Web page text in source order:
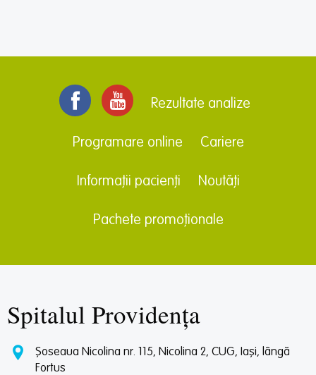
Rezultate analize
Programare online Cariere
Informații pacienți Noutăți
Pachete promoționale
Spitalul Providența
Șoseaua Nicolina nr. 115, Nicolina 2, CUG, Iași, lângă
Fortus